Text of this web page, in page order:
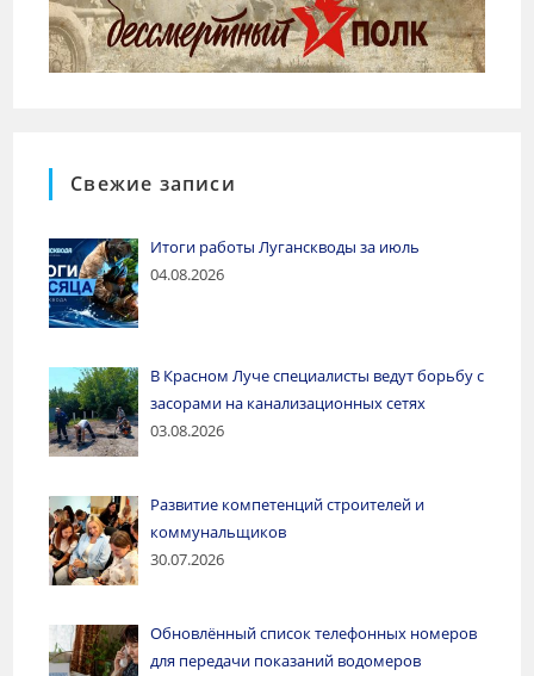
Свежие записи
Итоги работы Луганскводы за июль
04.08.2026
В Красном Луче специалисты ведут борьбу с
засорами на канализационных сетях
03.08.2026
Развитие компетенций строителей и
коммунальщиков
30.07.2026
Обновлённый список телефонных номеров
для передачи показаний водомеров